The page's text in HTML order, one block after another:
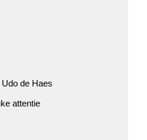
de Haes
attentie